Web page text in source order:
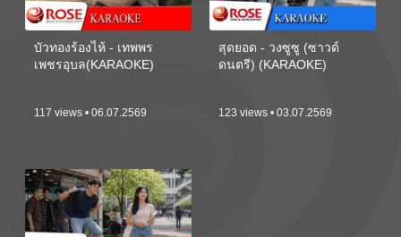
บัวทองร้องไห้ - เทพพร
เพชรอุบล(KARAOKE)
117 views • 06.07.2569
สุดยอด - วงซูซู (ซาวด์
ดนตรี) (KARAOKE)
123 views • 03.07.2569